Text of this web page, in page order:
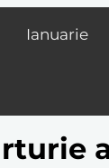
Ianuarie